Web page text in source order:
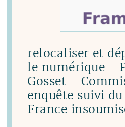
relocaliser et
le numérique -
Gosset -
enquête suivi
France